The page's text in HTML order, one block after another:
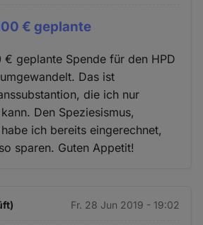
€ geplante
€ geplante Spende für den HPD
Das ist
die ich nur
Den Speziesismus,
ich bereits eingerechnet,
sparen. Guten Appetit!
Fr. 28 Jun 2019 - 19:02